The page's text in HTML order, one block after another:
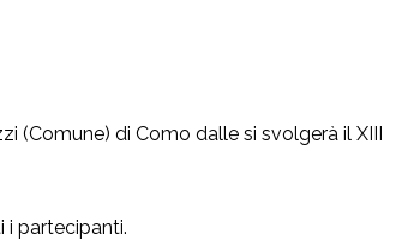
(Comune) di Como dalle si svolgerà il XIII
i partecipanti.